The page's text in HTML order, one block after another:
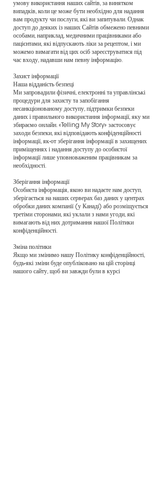
умову використання наших сайтів, за винятком
випадків, коли це може бути необхідно для надання
вам продукту чи послуги, які ви запитували. Однак
доступ до деяких із наших Сайтів обмежено певними
особами, наприклад, медичними працівниками або
пацієнтами, які відпускають ліки за рецептом, і ми
можемо вимагати від цих осіб зареєструватися під
час входу, надавши нам певну інформацію.
Захист інформації
Наша відданість безпеці
Ми запровадили фізичні, електронні та управлінські
процедури для захисту та запобігання
несанкціонованому доступу, підтримки безпеки
даних і правильного використання інформації, яку ми
збираємо онлайн. «Telling My Story» застосовує
заходи безпеки, які відповідають конфіденційності
інформації, як-от зберігання інформації в захищених
приміщеннях і надання доступу до особистої
інформації лише уповноваженим працівникам за
необхідності.
Зберігання інформації
Особиста інформація, якою ви надаєте нам доступ,
зберігається на наших серверах баз даних у центрах
обробки даних компанії (у Канаді) або розміщується
третіми сторонами, які уклали з нами угоди, які
вимагають від них дотримання нашої Політики
конфіденційності.
Зміна політики
Якщо ми змінимо нашу Політику конфіденційності,
будь-які зміни буде опубліковано на цій сторінці
нашого сайту, щоб ви завжди були в курсі